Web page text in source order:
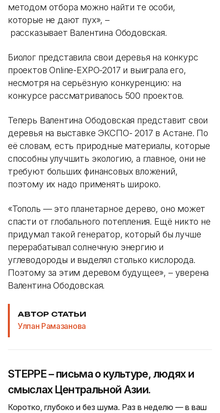
методом отбора можно найти те особи,
которые не дают пух», –
рассказывает Валентина Ободовская.
Биолог представила свои деревья на конкурс
проектов Online-EXPO-2017 и выиграла его,
несмотря на серьёзную конкуренцию: на
конкурсе рассматривалось 500 проектов.
Теперь Валентина Ободовская представит свои
деревья на выставке ЭКСПО- 2017 в Астане. По
её словам, есть природные материалы, которые
способны улучшить экологию, а главное, они не
требуют больших финансовых вложений,
поэтому их надо применять широко.
«Тополь — это планетарное дерево, оно может
спасти от глобального потепления. Ещё никто не
придумал такой генератор, который бы лучше
перерабатывал солнечную энергию и
углеводороды и выделял столько кислорода.
Поэтому за этим деревом будущее», – уверена
Валентина Ободовская.
АВТОР СТАТЬИ
Улпан Рамазанова
STEPPE – письма о культуре, людях и
смыслах Центральной Азии.
Коротко, глубоко и без шума. Раз в неделю — в ваш